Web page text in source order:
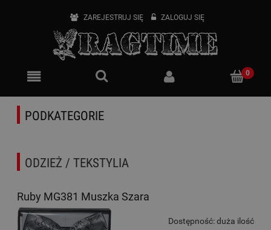
ZAREJESTRUJ SIĘ ZALOGUJ SIĘ
PODKATEGORIE
ODZIEŻ / TEKSTYLIA
Ruby MG381 Muszka Szara
Dostępność:duża ilość